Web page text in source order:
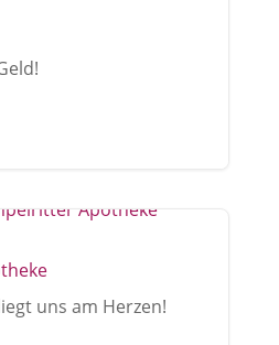
uns am Herzen!